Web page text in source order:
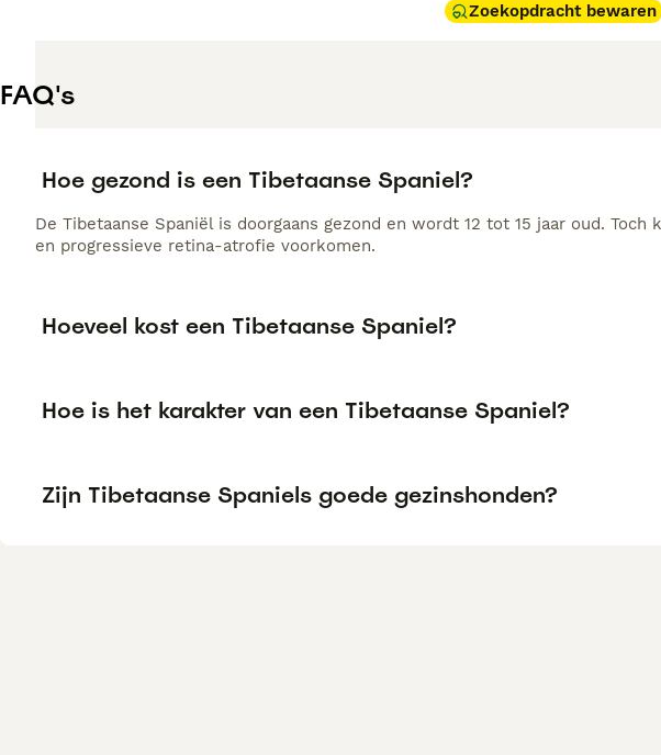
Zoekopdracht bewaren
FAQ's
Hoe gezond is een Tibetaanse Spaniel?
De Tibetaanse Spaniël is doorgaans gezond en wordt 12 tot 15 jaar oud.
en progressieve retina-atrofie voorkomen.
Hoeveel kost een Tibetaanse Spaniel?
Hoe is het karakter van een Tibetaanse Spaniel?
Zijn Tibetaanse Spaniels goede gezinshonden?